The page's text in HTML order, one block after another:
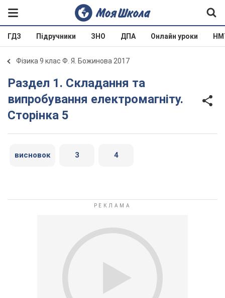
ГДЗ Підручники ЗНО ДПА Онлайн уроки
Фізика 9 клас Ф. Я. Божинова 2017
Раздел 1. Складання та
випробування електромагніту.
Сторінка 5
висновок 3 4